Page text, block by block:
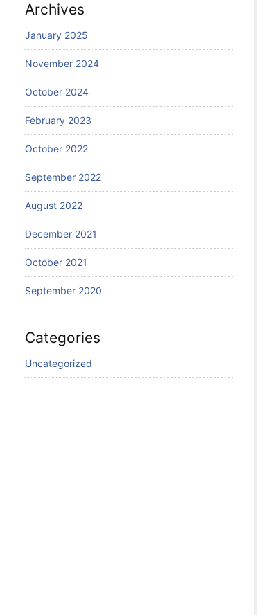
Archives
January 2025
November 2024
October 2024
February 2023
October 2022
September 2022
August 2022
December 2021
October 2021
September 2020
Categories
Uncategorized